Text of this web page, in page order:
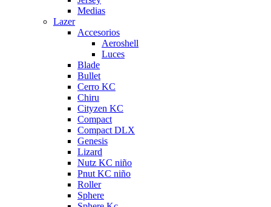
Medias
Lazer
Accesorios
Aeroshell
Luces
Blade
Bullet
Cerro KC
Chiru
Cityzen KC
Compact
Compact DLX
Genesis
Lizard
Nutz KC niño
Pnut KC niño
Roller
Sphere